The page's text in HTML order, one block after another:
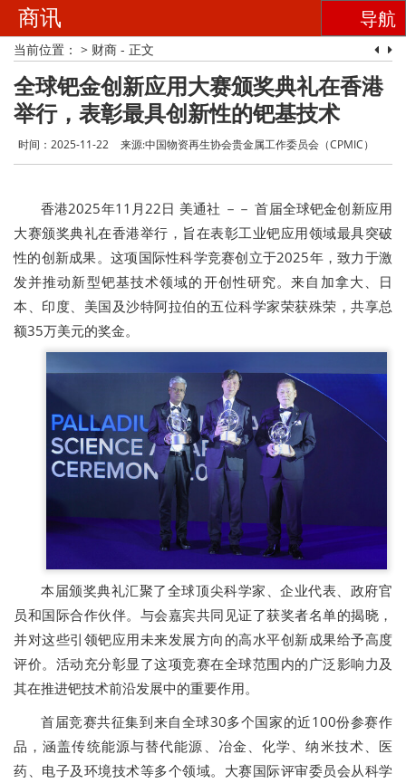
商讯 导航
当前位置： > 财商 - 正文
全球钯金创新应用大赛颁奖典礼在香港
举行，表彰最具创新性的钯基技术
时间：2025-11-22 来源:中国物资再生协会贵金属工作委员会（CPMIC）
香港2025年11月22日 美通社 －－ 首届全球钯金创新应用
大赛颁奖典礼在香港举行，旨在表彰工业钯应用领域最具突破
性的创新成果。这项国际性科学竞赛创立于2025年，致力于激
发并推动新型钯基技术领域的开创性研究。来自加拿大、日
本、印度、美国及沙特阿拉伯的五位科学家荣获殊荣，共享总
额35万美元的奖金。
本届颁奖典礼汇聚了全球顶尖科学家、企业代表、政府官
员和国际合作伙伴。与会嘉宾共同见证了获奖者名单的揭晓，
并对这些引领钯应用未来发展方向的高水平创新成果给予高度
评价。活动充分彰显了这项竞赛在全球范围内的广泛影响力及
其在推进钯技术前沿发展中的重要作用。
首届竞赛共征集到来自全球30多个国家的近100份参赛作
品，涵盖传统能源与替代能源、冶金、化学、纳米技术、医
药、电子及环境技术等多个领域。大赛国际评审委员会从科学